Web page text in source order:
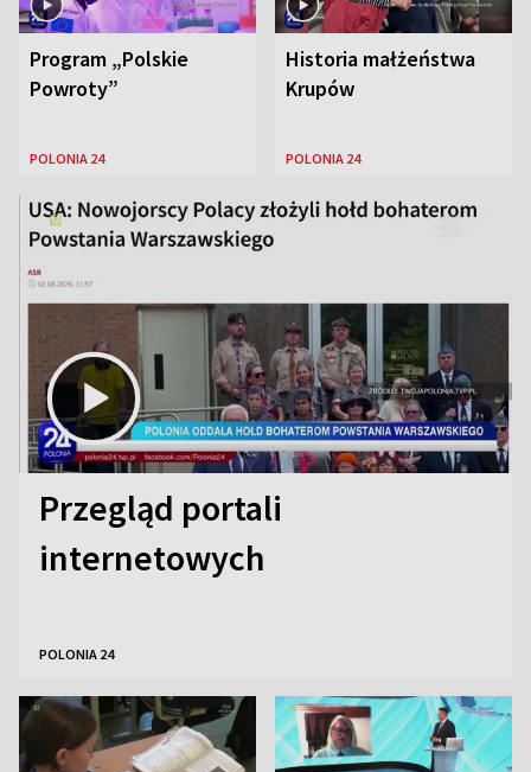
Program „Polskie
Powroty”
POLONIA 24
Historia małżeństwa
Krupów
POLONIA 24
Przegląd portali
internetowych
POLONIA 24